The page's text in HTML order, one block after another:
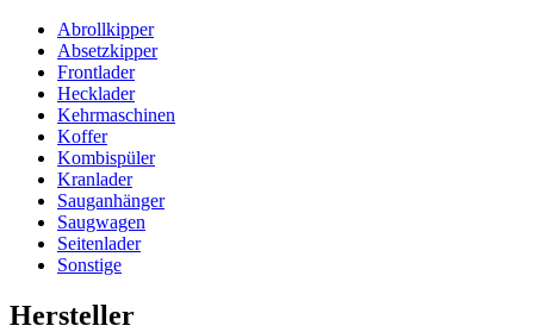
Abrollkipper
Absetzkipper
Frontlader
Hecklader
Kehrmaschinen
Koffer
Kombispüler
Kranlader
Sauganhänger
Saugwagen
Seitenlader
Sonstige
Hersteller